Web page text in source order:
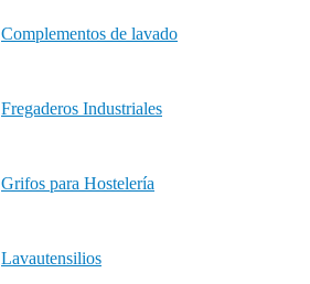
Complementos de lavado
Fregaderos Industriales
Grifos para Hostelería
Lavautensilios